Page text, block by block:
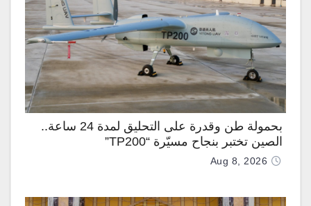
بحمولة طن وقدرة على التحليق لمدة 24 ساعة..
الصين تختبر بنجاح مسيّرة “TP200”
Aug 8, 2026